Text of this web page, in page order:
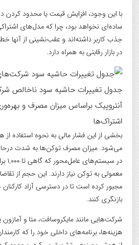
با این وجود، افزایش قیمت یا محدود کردن
ساده‌ای نخواهد بود، چرا که مدل‌های
جذب کاربر داشته‌اند و عقب‌نشینی از آنها
در بازار رقابتی به همراه دارد.
آنتروپیک براساس میزان مصرف و
اشتراک‌ها
بخشی از این فشار مالی به نحوه استفاده
می‌شود. میزان مصرف توکن‌ها به شدت
در
معمولی به توکن نیاز دارند. این حجم از
مجبور کرده است تا در دسترسی آزاد کارکنان
بازنگری کنند.
شرکت‌هایی مانند مایکروسافت، متا و
هزینه‌ها، برنامه‌های داخلی خود را که